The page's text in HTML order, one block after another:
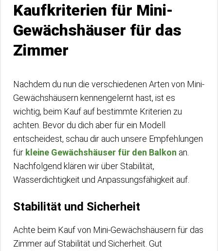
Kaufkriterien für Mini-
Gewächshäuser für das
Zimmer
Nachdem du nun die verschiedenen Arten von Mini-
Gewächshäusern kennengelernt hast, ist es
wichtig, beim Kauf auf bestimmte Kriterien zu
achten. Bevor du dich aber für ein Modell
entscheidest, schau dir auch unsere Empfehlungen
für kleine Gewächshäuser für den Balkon an.
Nachfolgend klären wir über Stabilität,
Wasserdichtigkeit und Anpassungsfähigkeit auf.
Stabilität und Sicherheit
Achte beim Kauf von Mini-Gewächshäusern für das
Zimmer auf Stabilität und Sicherheit. Gut